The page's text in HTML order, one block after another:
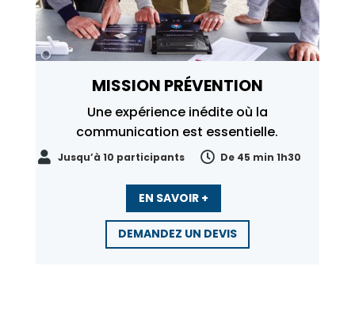
MISSION PRÉVENTION
Une expérience inédite où la
communication est essentielle.
 Jusqu’à 10 participants  De 45 min 1h30
EN SAVOIR +
DEMANDEZ UN DEVIS